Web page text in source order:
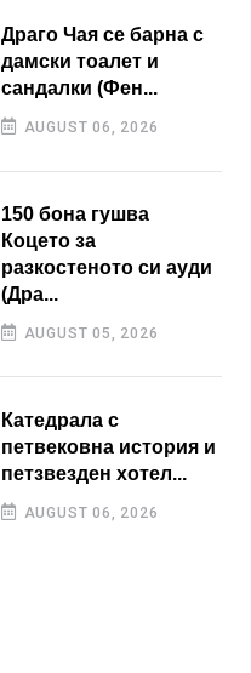
Драго Чая се барна с
дамски тоалет и
сандалки (Фен...
AUGUST 06, 2026
150 бона гушва
Коцето за
разкостеното си ауди
(Дра...
AUGUST 05, 2026
Катедрала с
петвековна история и
петзвезден хотел...
AUGUST 06, 2026